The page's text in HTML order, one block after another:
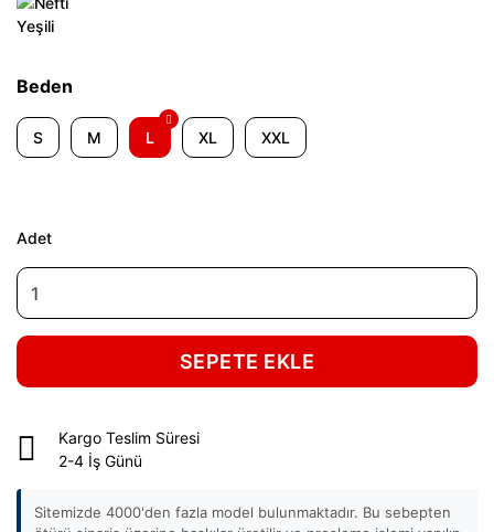
Beden
S M L XL XXL
Adet
SEPETE EKLE
Kargo Teslim Süresi
2-4 İş Günü
Sitemizde 4000'den fazla model bulunmaktadır. Bu sebepten